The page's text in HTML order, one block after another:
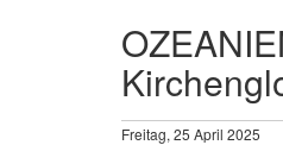
Freitag, 25 April 2025